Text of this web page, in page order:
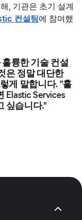
, 기관은 초기 설계
컨설팅에 참여했
륭한 기술 컨설
은 정말 대단한
게 말합니다. "훌
Elastic Services
싶습니다."